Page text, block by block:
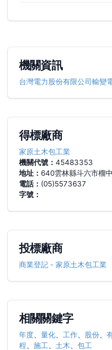
機關資訊
台灣電力股份有限公司輸變
得標廠商
家原土木包工業
機關代號： 45483353
地址： 640雲林縣斗六市榴
電話： (05)5573637
字號：
投標廠商
商業登記- 家原土木包工業
相關關鍵字
年度、 量化、 工作、 股份、
程
施工 土木 包工